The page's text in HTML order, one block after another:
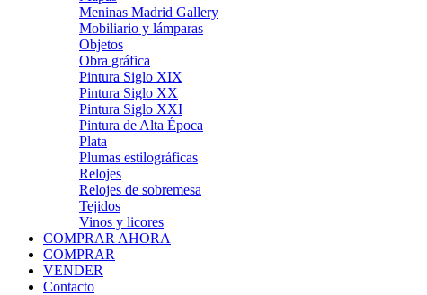
Meninas Madrid Gallery
Mobiliario y lámparas
Objetos
Obra gráfica
Pintura Siglo XIX
Pintura Siglo XX
Pintura Siglo XXI
Pintura de Alta Época
Plata
Plumas estilográficas
Relojes
Relojes de sobremesa
Tejidos
Vinos y licores
COMPRAR AHORA
COMPRAR
VENDER
Contacto